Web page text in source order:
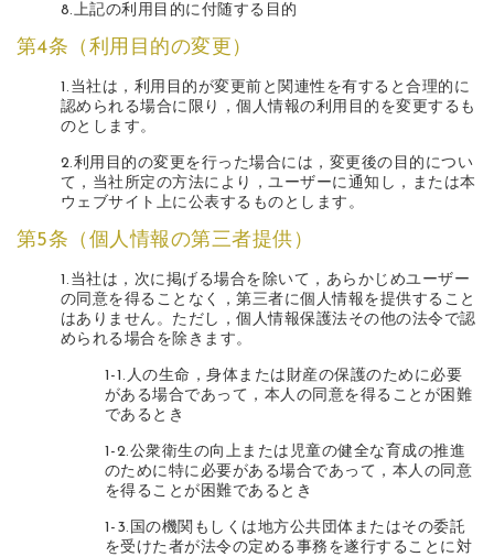
8.上記の利用目的に付随する目的
第4条（利用目的の変更）
1.当社は，利用目的が変更前と関連性を有すると合理的に
認められる場合に限り，個人情報の利用目的を変更するも
のとします。
2.利用目的の変更を行った場合には，変更後の目的につい
て，当社所定の方法により，ユーザーに通知し，または本
ウェブサイト上に公表するものとします。
第5条（個人情報の第三者提供）
1.当社は，次に掲げる場合を除いて，あらかじめユーザー
の同意を得ることなく，第三者に個人情報を提供すること
はありません。ただし，個人情報保護法その他の法令で認
められる場合を除きます。
1-1.人の生命，身体または財産の保護のために必要
がある場合であって，本人の同意を得ることが困難
であるとき
1-2.公衆衛生の向上または児童の健全な育成の推進
のために特に必要がある場合であって，本人の同意
を得ることが困難であるとき
1-3.国の機関もしくは地方公共団体またはその委託
を受けた者が法令の定める事務を遂行することに対